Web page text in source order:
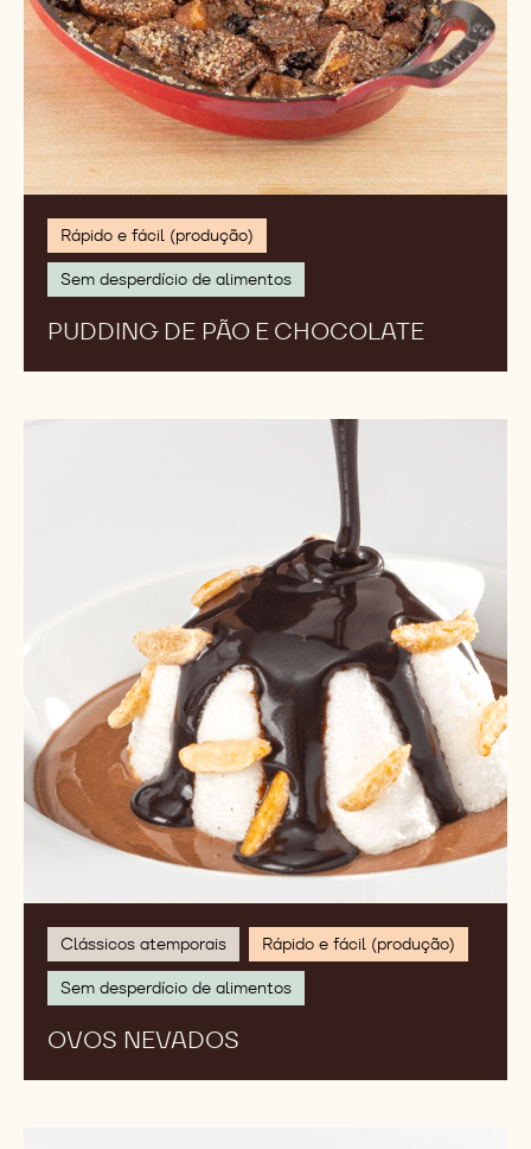
Rápido e fácil (produção)
Sem desperdício de alimentos
PUDDING DE PÃO E CHOCOLATE
Clássicos atemporais Rápido e fácil (produção)
Sem desperdício de alimentos
OVOS NEVADOS